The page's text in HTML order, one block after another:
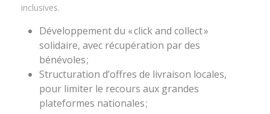
inclusives.
Développement du « click and collect »
solidaire, avec récupération par des
bénévoles ;
Structuration d’offres de livraison locales,
pour limiter le recours aux grandes
plateformes nationales ;